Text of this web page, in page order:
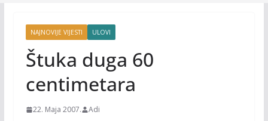
NAJNOVIJE VIJESTI ULOVI
Štuka duga 60
centimetara
22. Maja 2007. Adi